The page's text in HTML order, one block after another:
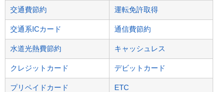
交通費節約 運転免許取得
交通系ICカード 通信費節約
水道光熱費節約 キャッシュレス
クレジットカード デビットカード
プリペイドカード ETC